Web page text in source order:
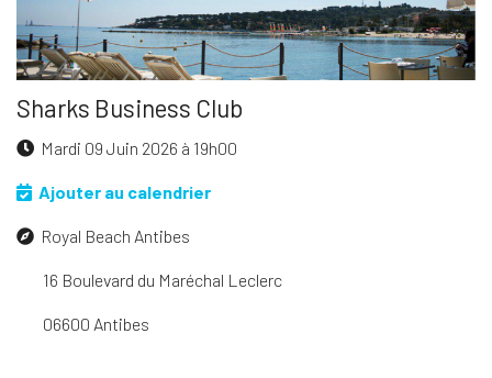
Sharks Business Club
Mardi 09 Juin 2026 à 19h00
Ajouter au calendrier
Royal Beach Antibes
16 Boulevard du Maréchal Leclerc
06600 Antibes